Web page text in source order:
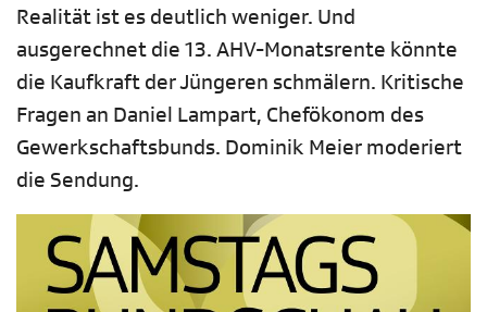
Realität ist es deutlich weniger. Und
ausgerechnet die 13. AHV-Monatsrente könnte
die Kaufkraft der Jüngeren schmälern. Kritische
Fragen an Daniel Lampart, Chefökonom des
Gewerkschaftsbunds. Dominik Meier moderiert
die Sendung.